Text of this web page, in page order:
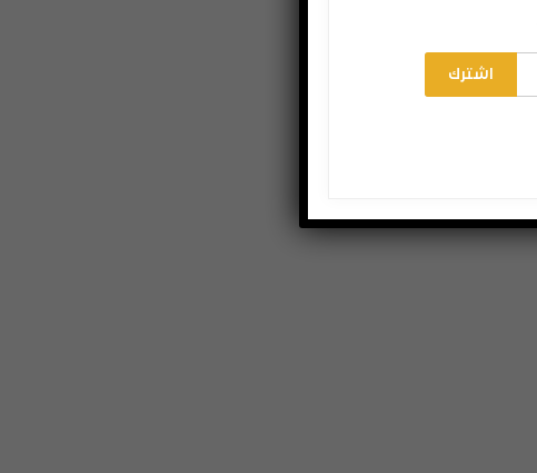
اشترك